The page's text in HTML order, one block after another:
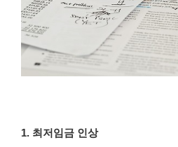
1. 최저임금 인상